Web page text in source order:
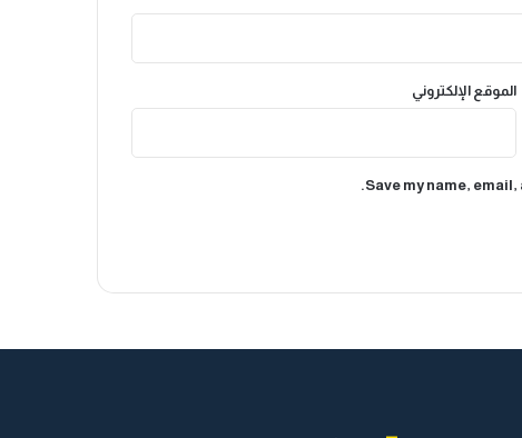
و
ا
ل
ط
ق
ي
م
الموقع الإلكتروني
Save my name,